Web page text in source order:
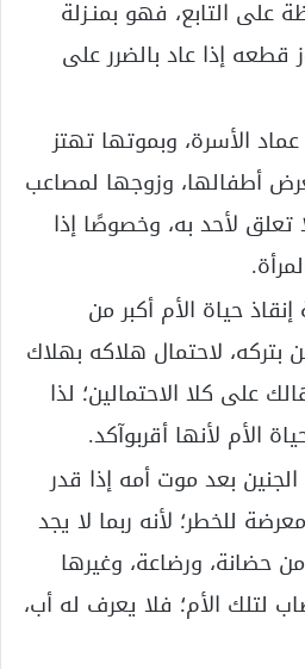
على التابع، فهو بمنـزلة
إذا عاد بالضرر على
الأسرة، وبموتها تهتز
أطفالها، وزوجها لمصاعب
تعلق لأحد به، وخصوصًا إذا
إنقاذ حياة الأم أكبر من
بتركه، لاحتمال هلاكه بهلاك
على كلا الاحتمالين؛ لذا
الأم لأنها أقربوآكد.
بعد موت أمه إذا قدر
للخطر؛ لأنه ربما لا يجد
حضانة، ورضاعة، وغيرها
لتلك الأم؛ فلا يعرف له أب،